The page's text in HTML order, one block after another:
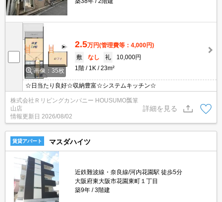
画像：35枚
2.5万円(管理費等：4,000円)
敷
なし 礼
10,000円
1階
1K 23m²
☆日当たり良好☆収納豊富☆システムキッチン☆
株式会社Ｒリビングカンパニー HOUSUMO瓢箪
山店
情報更新日 2026/08/02
詳細を見る
賃貸アパート マスダハイツ
近鉄難波線・奈良線/河内花園駅 徒歩5分
大阪府東大阪市花園東町１丁目
築9年
3階建